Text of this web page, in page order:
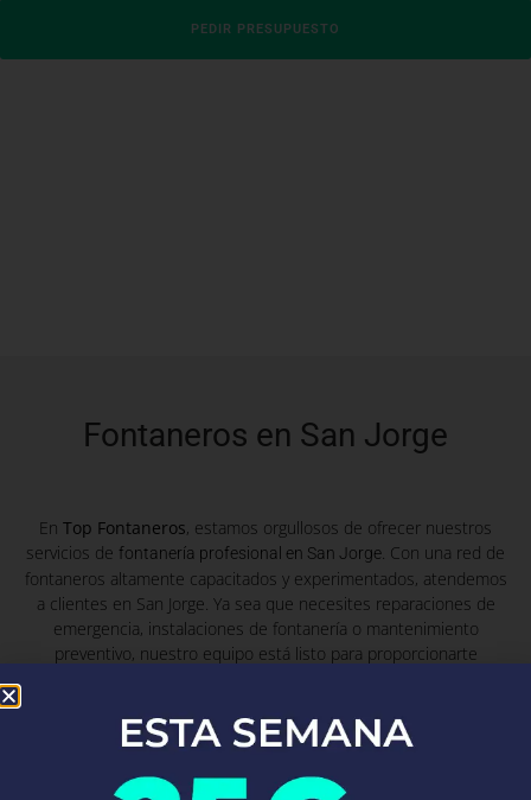
PEDIR PRESUPUESTO
Fontaneros en San Jorge
En Top Fontaneros, estamos orgullosos de ofrecer nuestros
servicios de fontanería profesional en San Jorge. Con una red de
fontaneros altamente capacitados y experimentados, atendemos
a clientes en San Jorge. Ya sea que necesites reparaciones de
emergencia, instalaciones de fontanería o mantenimiento
preventivo, nuestro equipo está listo para proporcionarte